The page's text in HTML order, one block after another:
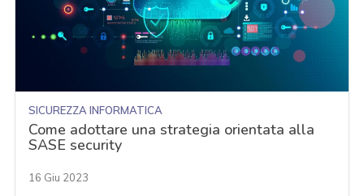
SICUREZZA INFORMATICA
Come adottare una strategia orientata alla
SASE security
16 Giu 2023